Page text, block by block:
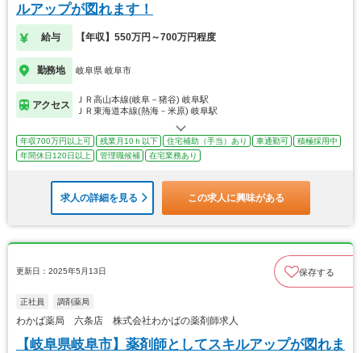
ルアップが図れます！
給与 【年収】550万円～700万円程度
勤務地 岐阜県 岐阜市
アクセス
ＪＲ高山本線(岐阜－猪谷) 岐阜駅
ＪＲ東海道本線(熱海－米原) 岐阜駅
年収700万円以上可 残業月10ｈ以下 住宅補助（手当）あり 車通勤可
積極採用中
年間休日120日以上
管理職候補 在宅業務あり
求人の詳細を見る この求人に興味がある
更新日：2025年5月13日 保存する
正社員 調剤薬局
わかば薬局 六条店 株式会社わかばの薬剤師求人
【岐阜県岐阜市】薬剤師としてスキルアップが図れま